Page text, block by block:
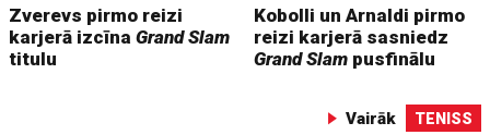
Zverevs pirmo reizi
karjerā izcīnaGrand Slam
titulu
Kobolli un Arnaldi pirmo
reizi karjerā sasniedz
Grand Slam pusfinālu
Vairāk TENISS